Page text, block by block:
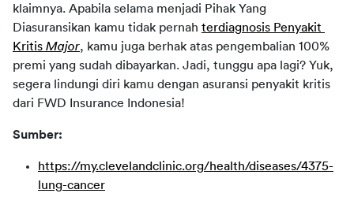
klaimnya. Apabila selama menjadi Pihak Yang
Diasuransikan kamu tidak pernah terdiagnosis Penyakit
Kritis Major, kamu juga berhak atas pengembalian 100%
premi yang sudah dibayarkan. Jadi, tunggu apa lagi? Yuk,
segera lindungi diri kamu dengan asuransi penyakit kritis
dari FWD Insurance Indonesia!
Sumber:
https://my.clevelandclinic.org/health/diseases/4375-
lung-cancer